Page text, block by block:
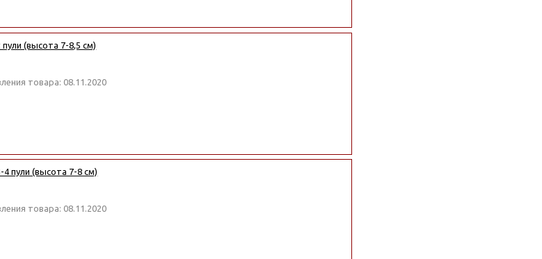
пули (высота 7-8,5 см)
товара: 08.11.2020
4 пули (высота 7-8 см)
товара: 08.11.2020